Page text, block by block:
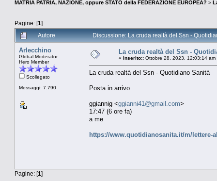
MATRIA PATRIA, NAZIONE, oppure STATO della FEDERAZIONE EUROPEA? >
Pagine: [1]
Autore
Discussione: La cruda realtà del Ssn -
Arlecchino
Global Moderator
Hero Member
Scollegato
Messaggi: 7.790
La cruda realtà del Ssn -
« inserito:: Ottobre 28, 2023, 12:03:14 am
La cruda realtà del Ssn - Quotidiano Sanità
Posta in arrivo
ggiannig <ggianni41@gmail.com>
17:47 (6 ore fa)
a me
https://www.quotidianosanita.it/m/lettere-
Pagine: [1]